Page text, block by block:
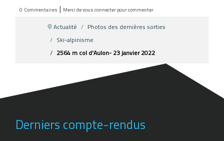
0 Commentaires | Merci de vous connecter pour commenter
Actualité
Photos des dernières sorties
Ski-alpinisme
2564 m col d'Aulon- 23 janvier 2022
Derniers compte-rendus